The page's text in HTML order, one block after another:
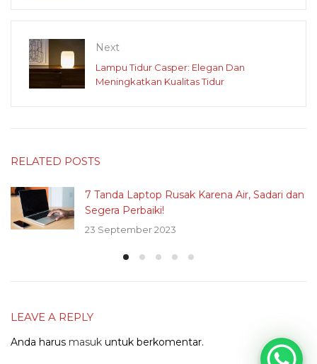
Next
Lampu Tidur Casper: Elegan Dan
Meningkatkan Kualitas Tidur
RELATED POSTS
7 Tanda Laptop Rusak Karena Air, Sadari dan
Segera Perbaiki!
23 September 2023
LEAVE A REPLY
Anda harus masuk untuk berkomentar.